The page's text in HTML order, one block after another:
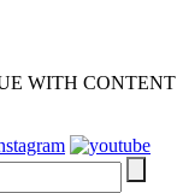
WITH CONTENT